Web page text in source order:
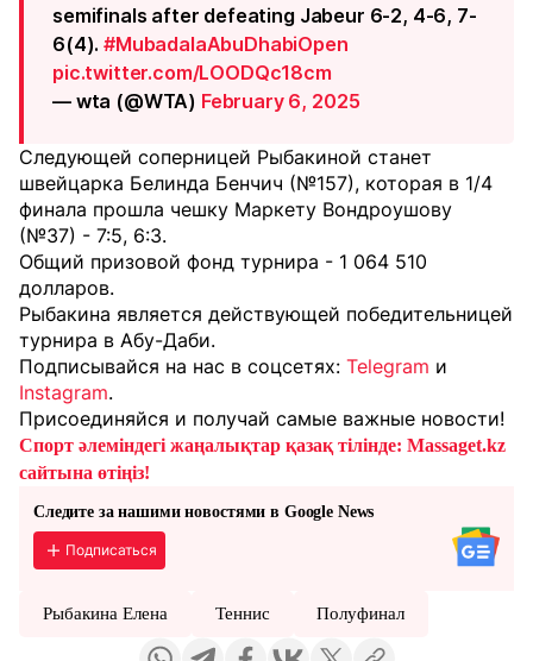
semifinals after defeating Jabeur 6-2, 4-6, 7-
6(4).#MubadalaAbuDhabiOpen
pic.twitter.com/LOODQc18cm
— wta (@WTA) February 6, 2025
Следующей соперницей Рыбакиной станет
швейцарка Белинда Бенчич (№157), которая в 1/4
финала прошла чешку Маркету Вондроушову
(№37) - 7:5, 6:3.
Общий призовой фонд турнира - 1 064 510
долларов.
Рыбакина является действующей победительницей
турнира в Абу-Даби.
Подписывайся на нас в соцсетях: Telegram и
Instagram.
Присоединяйся и получай самые важные новости!
Спорт әлеміндегі жаңалықтар қазақ тілінде: Massaget.kz
сайтына өтіңіз!
Следите за нашими новостями в Google News
Подписаться
Рыбакина Елена Теннис Полуфинал